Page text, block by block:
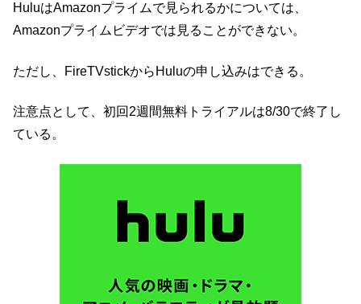
HuluはAmazonプライムで見られるかについては、
Amazonプライムビデオでは見ることができない。
ただし、FireTVstickからHuluの申し込みはできる。
注意点として、初回2週間無料トライアルは8/30で終了し
ている。